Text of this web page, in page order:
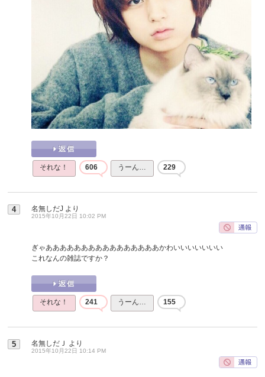
それな！ 606 うーん… 229
4 名無しだJ より
2015年10月22日 10:02 PM
ぎゃああああああああああああああああかわいいいいいいい
これなんの雑誌ですか？
それな！ 241 うーん… 155
5 名無しだＪ より
2015年10月22日 10:14 PM